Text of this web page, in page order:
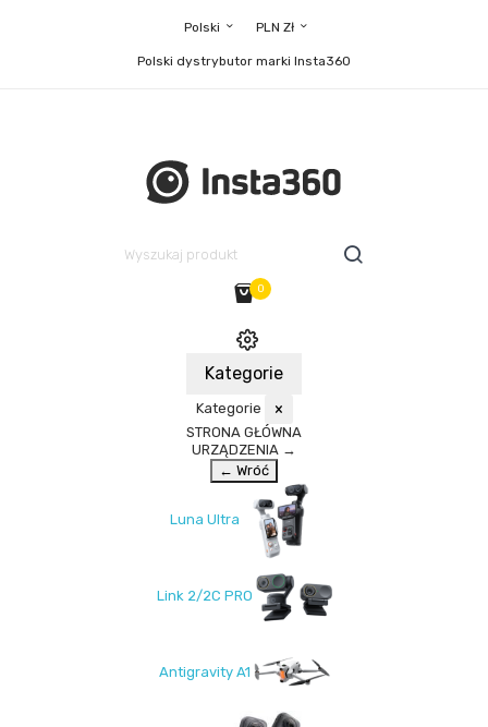
Polski PLN Zł
Polski dystrybutor marki Insta360
0
Kategorie
Kategorie ×
STRONA GŁÓWNA
URZĄDZENIA →
← Wróć
Luna Ultra
Link 2/2C PRO
Antigravity A1